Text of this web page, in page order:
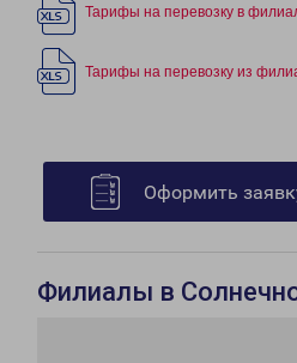
Тарифы на перевозку в
Тарифы на перевозку из
Оформить
Филиалы в